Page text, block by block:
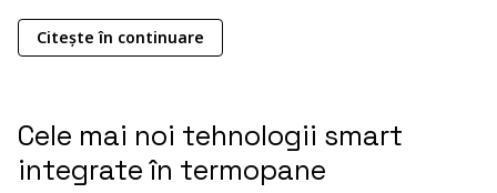
Citește în continuare
Cele mai noi tehnologii smart
integrate în termopane